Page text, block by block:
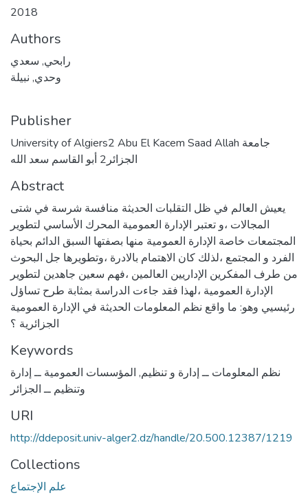
2018
Authors
رابحي, سعدي
وحدي, نبيلة
Publisher
University of Algiers2 Abu El Kacem Saad Allah جامعة
الجزائر2 أبو القاسم سعد الله
Abstract
يعيش العالم في ظل التقلبات الحديثة منافسة شرسة في شتى
المجالات ،و تعتبر الإدارة العمومية المحرك الأساسي لتطوير
المجتمعات خاصة الإدارة العمومية منها بصفتها السبق الدائم بحياة
الفرد و المجتمع ،لذلك كان الاهتمام بالادرة ،وتطويرها جل البحوث
من طرف المفكرين الإداريين العالمين ،فهم سعين جاهدين لتطوير
الإدارة العمومية ،لهذا فقد جاءت الدراسة بمثابة طرح تساؤل
رئيسيي وهو: ما واقع نظم المعلومات الحديثة في الإدارة العمومية
الجزائرية ؟
Keywords
نظم المعلومات ــ إدارة و تنظيم, المؤسسات العمومية ــ إدارة
وتنظيم ــ الجزائر
URI
http://ddeposit.univ-alger2.dz/handle/20.500.12387/1219
Collections
علم الإجتماع